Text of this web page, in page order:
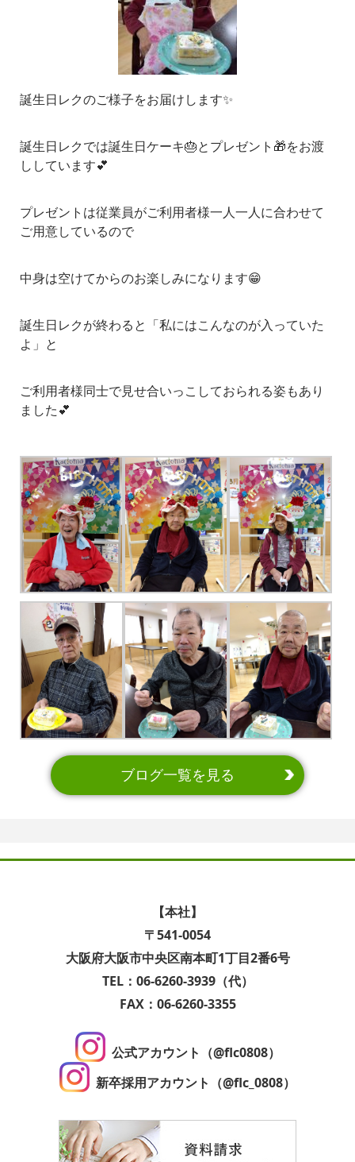
誕生日レクのご様子をお届けします✨
誕生日レクでは誕生日ケーキ🎂とプレゼント🎁をお渡
ししています💕
プレゼントは従業員がご利用者様一人一人に合わせて
ご用意しているので
中身は空けてからのお楽しみになります😁
誕生日レクが終わると「私にはこんなのが入っていた
よ」と
ご利用者様同士で見せ合いっこしておられる姿もあり
ました💕
ブログ一覧を見る
【本社】
〒541-0054
大阪府大阪市中央区南本町1丁目2番6号
TEL：06-6260-3939（代）
FAX：06-6260-3355
公式アカウント（@flc0808）
新卒採用アカウント（@flc_0808）